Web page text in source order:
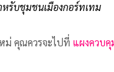
รับชุมชนเมืองกอร์ทเทม
ม่ คุณควรจะไปที่ แผงควบ